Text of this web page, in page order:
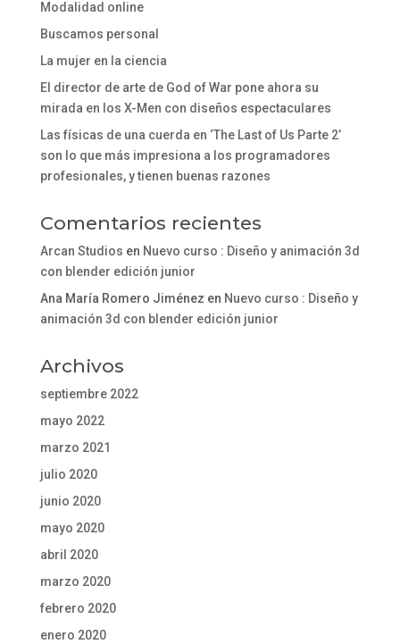
Modalidad online
Buscamos personal
La mujer en la ciencia
El director de arte de God of War pone ahora su
mirada en los X-Men con diseños espectaculares
Las físicas de una cuerda en ‘The Last of Us Parte 2’
son lo que más impresiona a los programadores
profesionales, y tienen buenas razones
Comentarios recientes
Arcan Studios en Nuevo curso : Diseño y animación 3d
con blender edición junior
Ana María Romero Jiménez en Nuevo curso : Diseño y
animación 3d con blender edición junior
Archivos
septiembre 2022
mayo 2022
marzo 2021
julio 2020
junio 2020
mayo 2020
abril 2020
marzo 2020
febrero 2020
enero 2020